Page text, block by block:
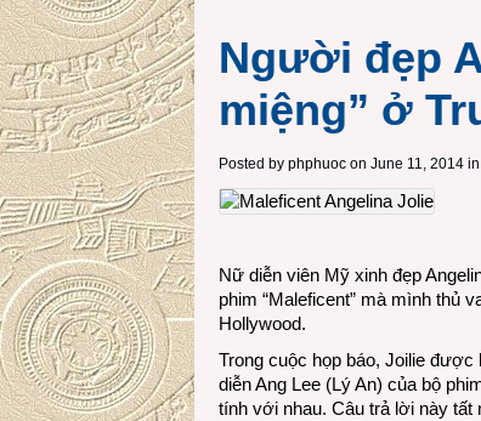
Người đẹp
miệng” ở
Posted by phphuoc on June 11, 2014 in
Nữ diễn viên Mỹ xinh đẹp
phim “Maleficent” mà mình thủ
Hollywood.
Trong cuộc họp báo, Joilie được
diễn Ang Lee (Lý An) của bộ
tính với nhau. Câu trả lời này tất